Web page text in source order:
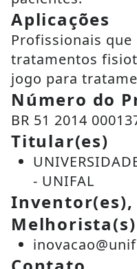
Aplicações
Profissionais que
tratamentos
jogo para
Número do
BR 51 2014
Titular(es)
- UNIFAL
Inventor(es),
Melhorista(s)